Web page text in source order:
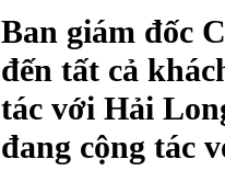
Ban giám đốc
đến tất cả
tác với Hải
đang cộng tác